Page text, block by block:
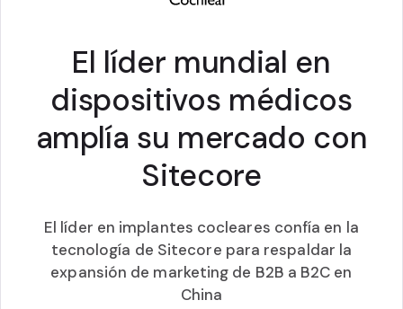
El líder mundial en
dispositivos médicos
amplía su mercado con
Sitecore
El líder en implantes cocleares confía en la
tecnología de Sitecore para respaldar la
expansión de marketing de B2B a B2C en
China